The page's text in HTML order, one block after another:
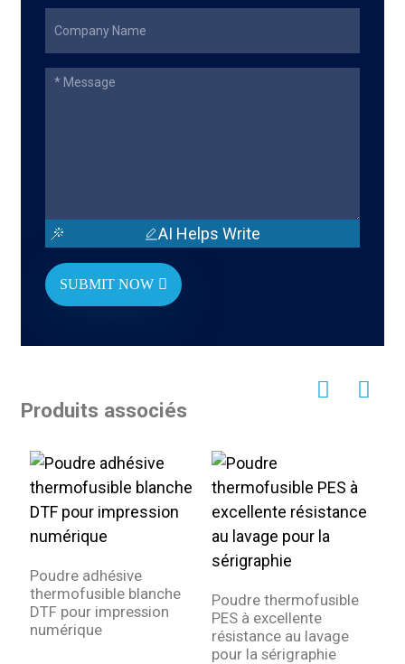
AI Helps Write
SUBMIT NOW
Produits associés
Poudre adhésive
thermofusible blanche
DTF pour impression
numérique
Poudre thermofusible
PES à excellente
résistance au lavage
pour la sérigraphie